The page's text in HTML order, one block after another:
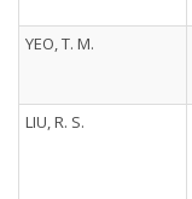
YEO, T. M.
LIU, R. S.